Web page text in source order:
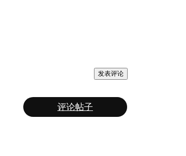
发表评论
评论帖子